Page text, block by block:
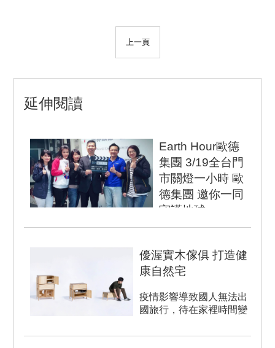
上一頁
延伸閱讀
Earth Hour歐德
集團 3/19全台門
市關燈一小時 歐
德集團 邀你一同
守護地球
燈一小時 Order傢俱
連鎖事業3/19關燈一
小時 歐德集...
優渥實木傢俱 打造健
康自然宅
疫情影響導致國人無法出
國旅行，待在家裡時間變
境品質。歐德集團旗下的